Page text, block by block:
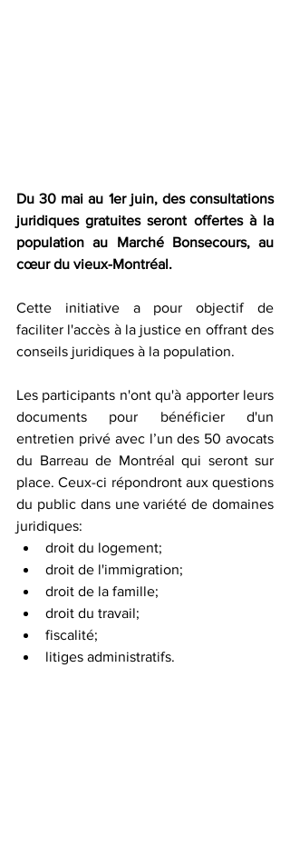
Du 30 mai au 1er juin, des consultations
juridiques gratuites seront offertes à la
population au Marché Bonsecours, au
cœur du vieux-Montréal.
Cette initiative a pour objectif de
faciliter l'accès à la justice en offrant des
conseils juridiques à la population.
Les participants n'ont qu'à apporter leurs
documents pour bénéficier d'un
entretien privé avec l’un des 50 avocats
du Barreau de Montréal qui seront sur
place. Ceux-ci répondront aux questions
du public dans une variété de domaines
juridiques:
droit du logement;
droit de l'immigration;
droit de la famille;
droit du travail;
fiscalité;
litiges administratifs.